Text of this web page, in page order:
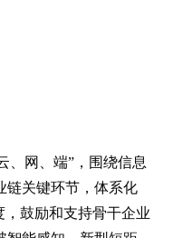
、网、端”，围绕信息
链关键环节，体系化
，鼓励和支持骨干企业